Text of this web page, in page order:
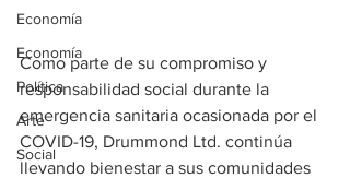
Economía
Economía
Política
Arte
Social
Como parte de su compromiso y
responsabilidad social durante la
emergencia sanitaria ocasionada por el
COVID-19, Drummond Ltd. continúa
llevando bienestar a sus comunidades